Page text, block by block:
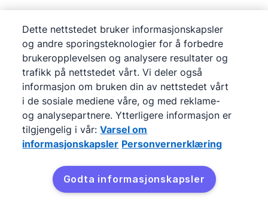
etterspørselen etter J'achète en Espagnes
tjenester at det var spesielt utfordrende for
teamet å håndtere innkommende potensielle
kunder.
Gjennom den tilpassede Pipedrive- og Zapier-
integrasjonen kan dette eiendomsselskapet nå
administrasjonsstadiene for salg og potensielle
kunder, ved å bruke tilpassede felt og filtre for å
Dette nettstedet bruker informasjonskapsler
og andre sporingsteknologier for å forbedre
brukeropplevelsen og analysere resultater og
trafikk på nettstedet vårt. Vi deler også
informasjon om bruken din av nettstedet vårt
i de sosiale mediene våre, og med reklame-
og analysepartnere. Ytterligere informasjon er
tilgjengelig i vår: Varsel om
informasjonskapsler Personvernerklæring
Godta informasjonskapsler